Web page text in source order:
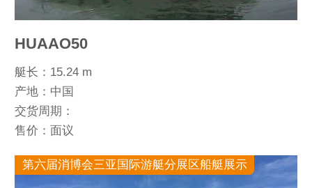
HUAAO50
艇长：15.24 m
产地：中国
交货周期：
售价：面议
第六届消博会三亚国际游艇分展区船艇展示